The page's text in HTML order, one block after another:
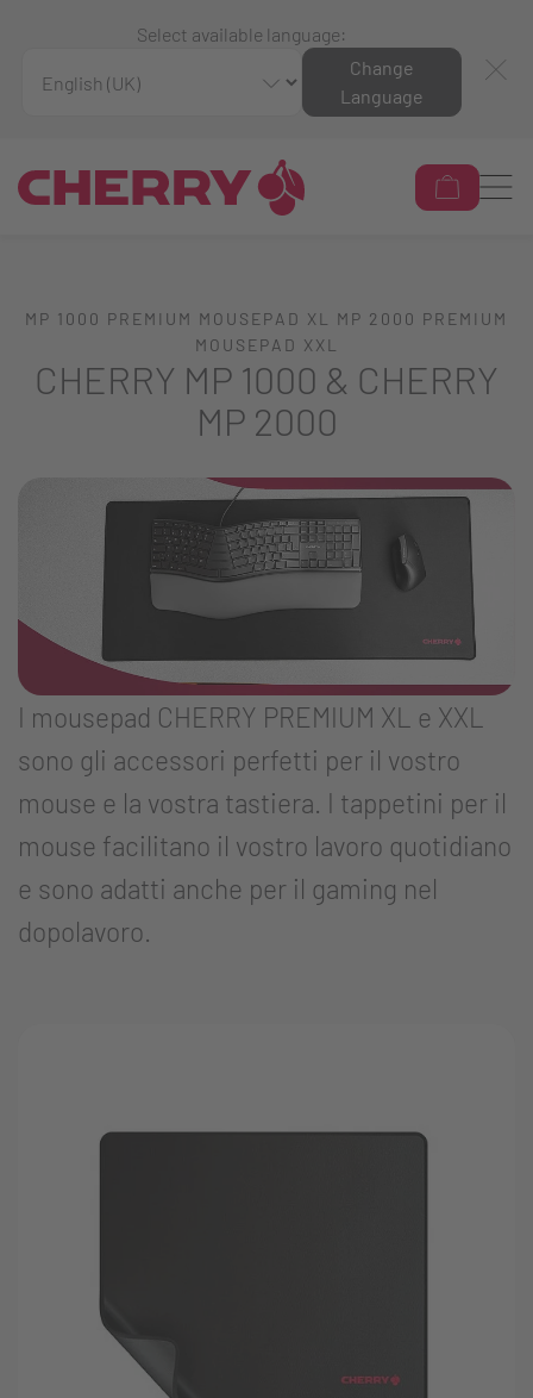
Select available language:
Change
Language
MP 1000 PREMIUM MOUSEPAD XL MP 2000 PREMIUM
MOUSEPAD XXL
CHERRY MP 1000 & CHERRY
MP 2000
I mousepad CHERRY PREMIUM XL e XXL
sono gli accessori perfetti per il vostro
mouse e la vostra tastiera. I tappetini per il
mouse facilitano il vostro lavoro quotidiano
e sono adatti anche per il gaming nel
dopolavoro.